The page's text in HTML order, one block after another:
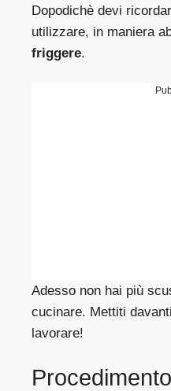
Dopodichè devi
utilizzare, in maniera
friggere.
Adesso non hai più
cucinare. Mettiti
lavorare!
Procedimento